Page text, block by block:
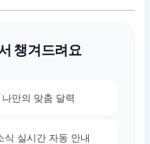
챙겨드려요
만의 맞춤 달력
식 실시간 자동 안내